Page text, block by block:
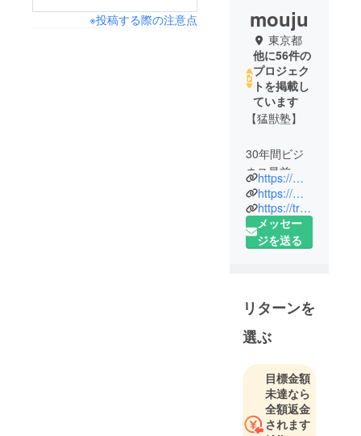
※投稿する際の注意点
mouju
東京都
他に56件の
プロジェク
トを掲載し
ています
【猛獣塾】
30年間ビジ
ネス最前線
で陣頭指揮
してきた元
外資系企業
取締役が、
違いに悩み
続け、遂に
たどり着い
た“MBAでは
学べない”
“目からウロ
コ” “学者か
https://mouju.jp/
https://mouju.jp/seminar/
https://triple-w.co.jp/?page_id=256
メッセー
ジを送る
リターンを
選ぶ
目標金額
未達なら
全額返金
されます